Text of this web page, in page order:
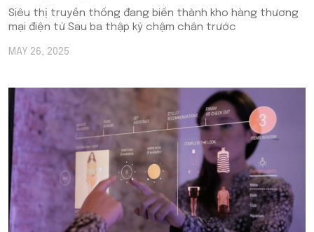
Siêu thị truyền thống đang biến thành kho hàng thương
mại điện tử Sau ba thập kỷ chậm chân trước
MAY 26, 2025